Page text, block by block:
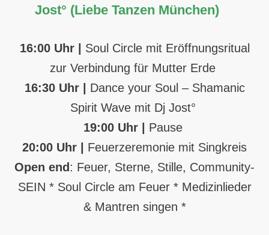
Jost° (Liebe Tanzen München)
16:00 Uhr|
Soul Circle mit Eröffnungsritual
zur Verbindung für Mutter Erde
16:30 Uhr
Dance your Soul – Shamanic
Spirit Wave mit Dj Jost°
19:00 Uhr |
Pause
20:00 Uhr |
Feuerzeremonie mit Singkreis
Open end: Feuer, Sterne, Stille, Community-
SEIN * Soul Circle am Feuer * Medizinlieder
& Mantren singen *